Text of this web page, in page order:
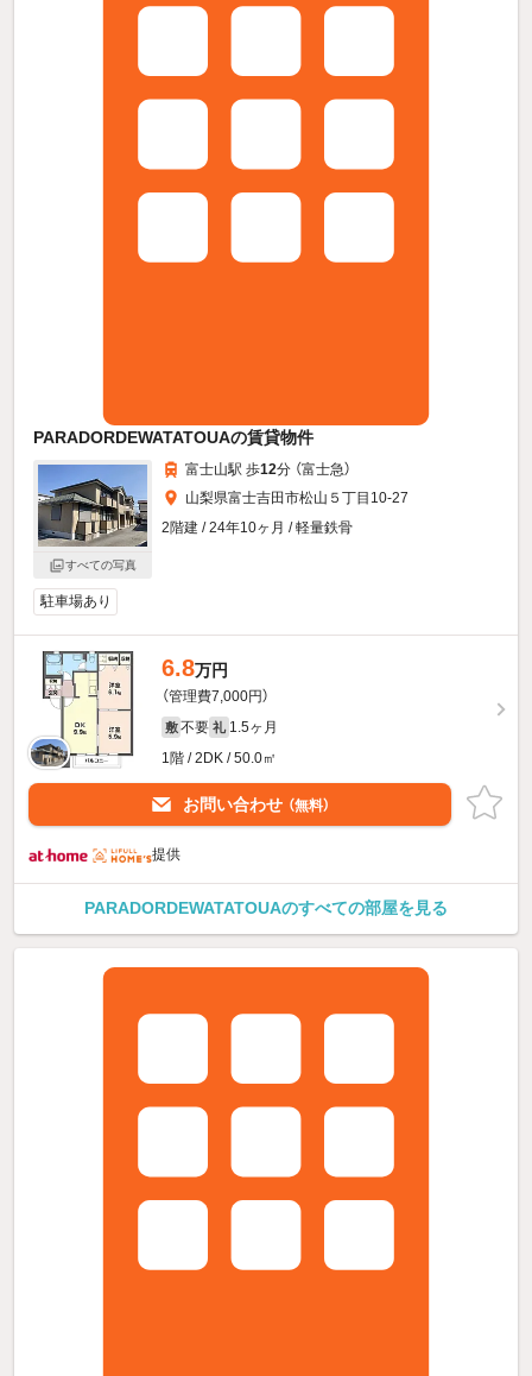
PARADORDEWATATOUAの賃貸物件
すべての写真
富士山駅 歩12分 （富士急）
山梨県富士吉田市松山５丁目10-27
2階建 / 24年10ヶ月 / 軽量鉄骨
駐車場あり
6.8万円
（管理費7,000円）
敷 不要 礼 1.5ヶ月
1階 / 2DK / 50.0㎡
お問い合わせ （無料）
提供
PARADORDEWATATOUAのすべての部屋を見る